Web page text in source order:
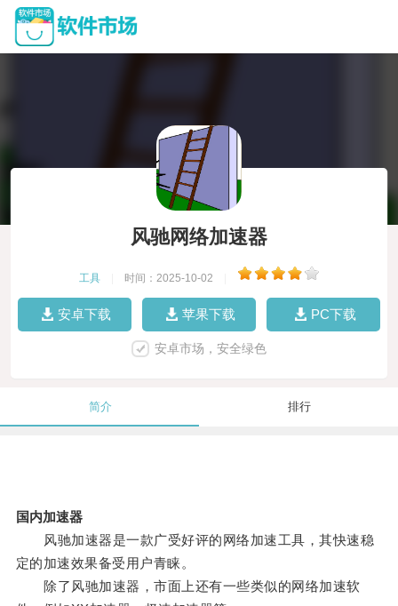
风驰网络加速器
工具 时间：2025-10-02
安卓下载 苹果下载 PC下载
安卓市场，安全绿色
简介 排行
国内加速器
风驰加速器是一款广受好评的网络加速工具，其快速稳
定的加速效果备受用户青睐。
除了风驰加速器，市面上还有一些类似的网络加速软